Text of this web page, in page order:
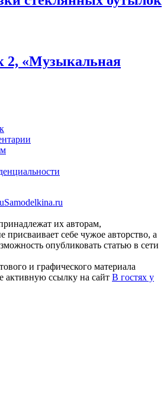
2, «Музыкальная
uSamodelkina.ru
их авторам,
присваивает себе чужое авторство, а
опубликовать статью в сети
и графического материала
активную ссылку на сайт В гостях у